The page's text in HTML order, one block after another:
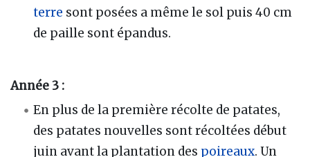
terre sont posées a même le sol puis 40 cm
de paille sont épandus.
Année 3 :
En plus de la première récolte de patates,
des patates nouvelles sont récoltées début
juin avant la plantation des poireaux. Un